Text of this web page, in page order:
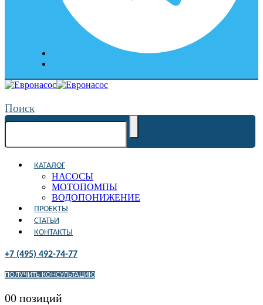
Поиск
КАТАЛОГ
НАСОСЫ
МОТОПОМПЫ
ВОДОПОНИЖЕНИЕ
ПРОЕКТЫ
СТАТЬИ
КОНТАКТЫ
+7 (495) 492-74-77
ПОЛУЧИТЬ КОНСУЛЬТАЦИЮ
00 позиций